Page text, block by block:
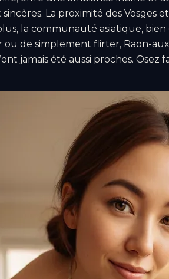
La proximité des Vosges
la communauté asiatique,
ou de simplement flirter, Raon-
jamais été aussi proches. Osez